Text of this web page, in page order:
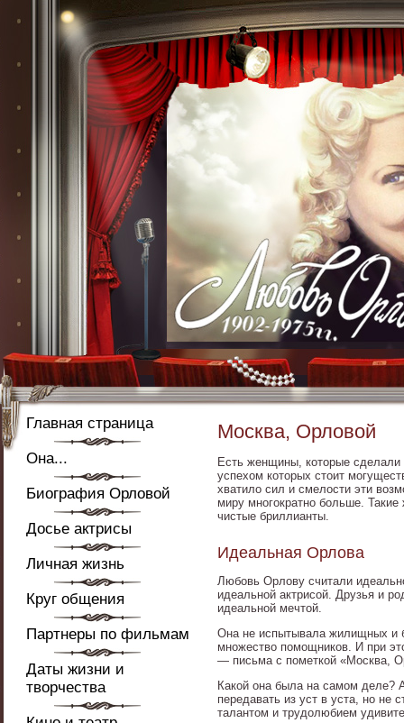
Главная страница
Она...
Биография Орловой
Досье актрисы
Личная жизнь
Круг общения
Партнеры по фильмам
Даты жизни и
творчества
Москва, Орловой
Есть женщины, которые
успехом которых стоит
хватило сил и смелости эти
миру многократно больше.
чистые бриллианты.
Идеальная Орлова
Любовь Орлову считали
идеальной актрисой. Друзья и
идеальной мечтой.
Она не испытывала жилищных и
множество помощников. И при
— письма с пометкой «Москва,
Какой она была на самом деле?
передавать из уст в уста, но не
талантом и трудолюбием